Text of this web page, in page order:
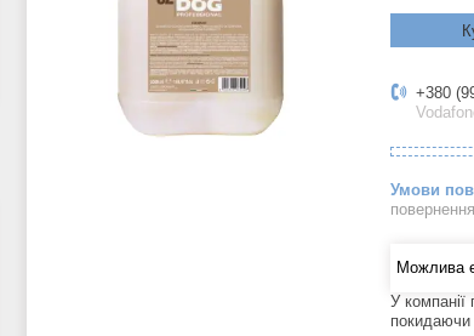
+380
У компанії
покидаючи